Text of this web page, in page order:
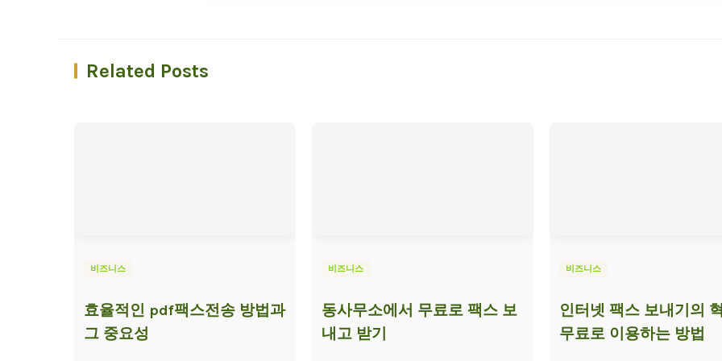
Related Posts
비즈니스
효율적인 pdf팩스전송 방법과
그 중요성
비즈니스
동사무소에서 무료로 팩스 보
내고 받기
비즈니스
인터넷 팩스 보내기의
무료로 이용하는 방법